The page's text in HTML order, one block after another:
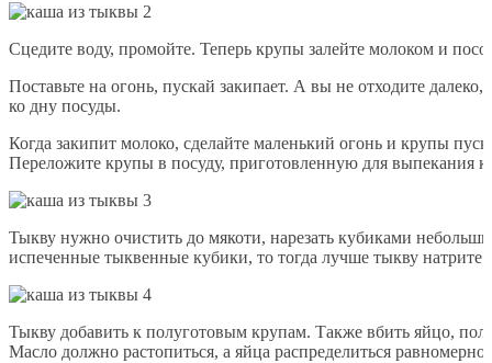
Сцедите воду, промойте. Теперь крупы залейте молоком и
Поставьте на огонь, пускай закипает. А вы не отходите
ко дну посуды.
Когда закипит молоко, сделайте маленький огонь и крупы
Переложите крупы в посуду, приготовленную для выпекания
Тыкву нужно очистить до мякоти, нарезать кубиками
испеченные тыквенные кубики, то тогда лучше тыкву
Тыкву добавить к полуготовым крупам. Также вбить яйцо,
Масло должно растопиться, а яйца распределиться равномерно